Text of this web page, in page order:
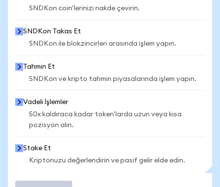
SNDKon coin'lerinizi nakde çevirin.
SNDKon Takas Et
SNDKon ile blokzincirleri arasında işlem yapın.
Tahmin Et
SNDKon ve kripto tahmin piyasalarında işlem yapın.
Vadeli İşlemler
50x kaldıraca kadar token'larda uzun veya kısa
pozisyon alın.
Stake Et
Kriptonuzu değerlendirin ve pasif gelir elde edin.